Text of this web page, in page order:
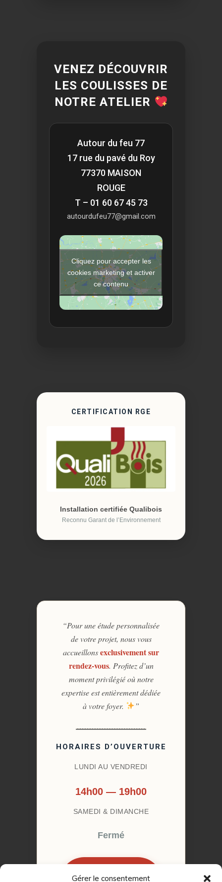
Gérer le consentement
VENEZ DÉCOUVRIR
LES COULISSES DE
NOTRE ATELIER
Autour du feu 77
17 rue du pavé du Roy
77370 MAISON
ROUGE
T – 01 60 67 45 73
autourdufeu77@gmail.com
Cliquez pour accepter les
cookies marketing et activer
ce contenu
CERTIFICATION RGE
Installation certifiée Qualibois
Reconnu Garant de l’Environnement
“Pour une étude personnalisée
de votre projet, nous vous
accueillonsexclusivement sur
rendez-vous. Profitez d’un
moment privilégié où notre
expertise est entièrement dédiée
à votre foyer.
”
HORAIRES D’OUVERTURE
LUNDI AU VENDREDI
14h00 — 19h00
SAMEDI & DIMANCHE
Fermé